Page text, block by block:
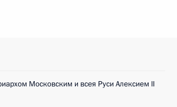
Московским и всея Руси Алексием II